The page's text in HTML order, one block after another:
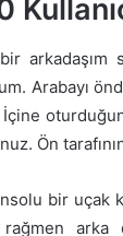
Arabayı
Ön
bir uçak
rağmen